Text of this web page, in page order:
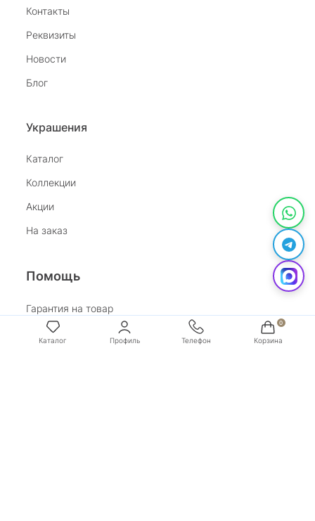
Контакты
Реквизиты
Новости
Блог
Украшения
Каталог
Коллекции
Акции
На заказ
Помощь
Гарантия на товар
Возврат
Каталог Профиль Телефон Корзина